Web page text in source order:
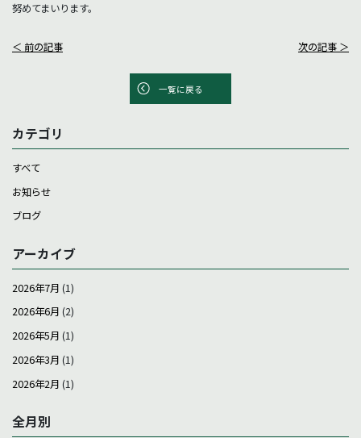
努めてまいります。
＜ 前の記事 次の記事 ＞
一覧に戻る
カテゴリ
すべて
お知らせ
ブログ
アーカイブ
2026年7月 (1)
2026年6月 (2)
2026年5月 (1)
2026年3月 (1)
2026年2月 (1)
全月別